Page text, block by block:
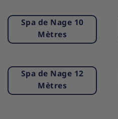
Spa de Nage 10
Mètres
Spa de Nage 12
Mètres